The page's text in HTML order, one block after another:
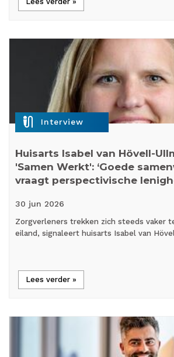
mic_external_on Interview
Huisarts Isabel van Hövell-
'Samen Werkt': ‘Goede
vraagt perspectivische
30 jun 2026
Zorgverleners trekken zich steeds vaker
eiland, signaleert huisarts Isabel van
Lees verder »